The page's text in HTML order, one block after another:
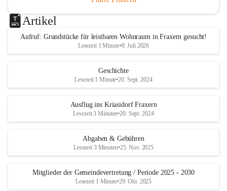
Artikel
Aufruf: Grundstücke für leistbaren Wohnraum in Fraxern gesucht!
Lesezeit 1 Minute•8. Juli 2026
Geschichte
Lesezeit 1 Minute•20. Sept. 2024
Ausflug ins Kriasidorf Fraxern
Lesezeit 3 Minuten•20. Sept. 2024
Abgaben & Gebühren
Lesezeit 3 Minuten•25. Nov. 2025
Mitglieder der Gemeindevertretung / Periode 2025 - 2030
Lesezeit 1 Minute•29. Okt. 2025